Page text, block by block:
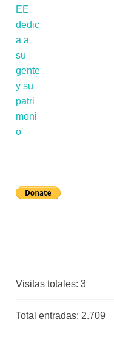
Visitas totales:3
Total entradas: 2.709